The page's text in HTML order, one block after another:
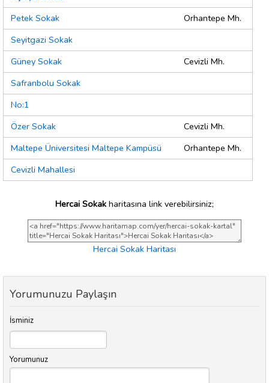
Petek Sokak
Orhantepe Mh.
Seyitgazi Sokak
Güney Sokak
Cevizli Mh.
Safranbolu Sokak
No:1
Özer Sokak
Cevizli Mh.
Maltepe Üniversitesi Maltepe Kampüsü
Orhantepe Mh.
Cevizli Mahallesi
Hercai Sokak haritasına link verebilirsiniz;
Hercai Sokak Haritası
Yorumunuzu Paylaşın
İsminiz
Yorumunuz